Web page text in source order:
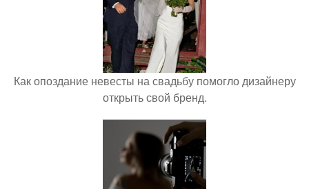
Как опоздание невесты на свадьбу помогло дизайнеру
открыть свой бренд.